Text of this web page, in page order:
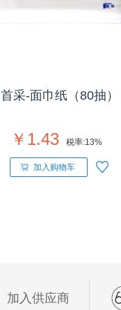
首采-面巾纸（80抽）
￥1.43 税率:13%
加入购物车
加入供应商